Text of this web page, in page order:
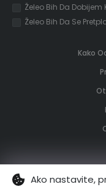
Želeo Bih Da
Želeo Bih Da Se
Kako
Ako nastavite,